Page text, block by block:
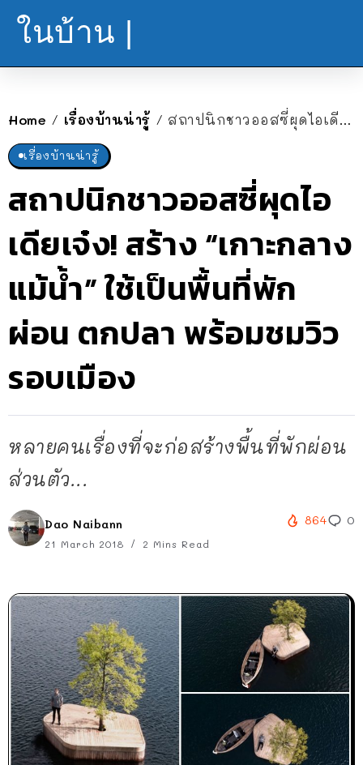
ในบ้าน |
Home / เรื่องบ้านน่ารู้ / สถาปนิกชาวออสซี่ผุดไอเดียเจ๋ง! สร้าง “เกาะกลางแม้น้ำ” ใช้เป็นพื้นที่พักผ่อน ตกปลา พร้อมชมวิวรอบเมือง
เรื่องบ้านน่ารู้
สถาปนิกชาวออสซี่ผุดไอ
เดียเจ๋ง! สร้าง “เกาะกลาง
แม้น้ำ” ใช้เป็นพื้นที่พัก
ผ่อน ตกปลา พร้อมชมวิว
รอบเมือง
หลายคนเรื่องที่จะก่อสร้างพื้นที่พักผ่อน
ส่วนตัว...
Dao Naibann
21 March 2018 2 Mins Read
864 0